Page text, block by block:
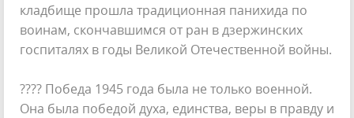
кладбище прошла традиционная панихида по
воинам, скончавшимся от ран в дзержинских
госпиталях в годы Великой Отечественной войны.
???? Победа 1945 года была не только военной.
Она была победой духа, единства, веры в правду и